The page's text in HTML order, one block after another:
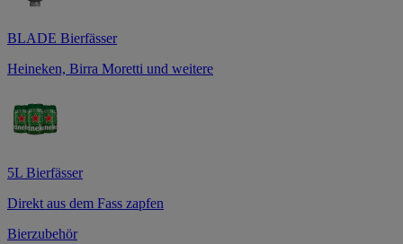
BLADE Bierfässer
Heineken, Birra Moretti und weitere
5L Bierfässer
Direkt aus dem Fass zapfen
Bierzubehör